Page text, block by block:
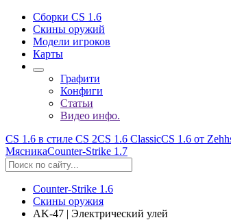
Сборки CS 1.6
Скины оружий
Модели игроков
Карты
Графити
Конфиги
Статьи
Видео инфо.
CS 1.6 в стиле CS 2CS 1.6 ClassicCS 1.6 от
МясникаCounter-Strike 1.7
Counter-Strike 1.6
Скины оружия
AK-47 | Электрический улей